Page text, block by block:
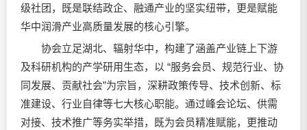
级社团，既是联结政企、融通产业的坚实纽带，更是赋能
华中润滑产业高质量发展的核心引擎。
协会立足湖北、辐射华中，构建了涵盖产业链上下游
及科研机构的产学研用生态，以 “服务会员、规范行业、协
同发展、贡献社会”为宗旨，深耕政策传导、技术创新、标
准建设、行业自律等七大核心职能。通过峰会论坛、供需
对接、技术推广等务实举措，既为会员精准赋能，更推动